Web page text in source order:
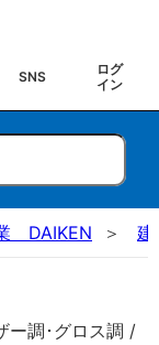
SNS
ログ
イン
DAIKEN 建
ー調･グロス調 /